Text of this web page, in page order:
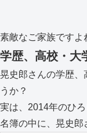
素敵なご家族ですよ
学歴、高校・大
晃史郎さんの学歴、
うか？
実は、2014年のひ
名簿の中に、晃史郎